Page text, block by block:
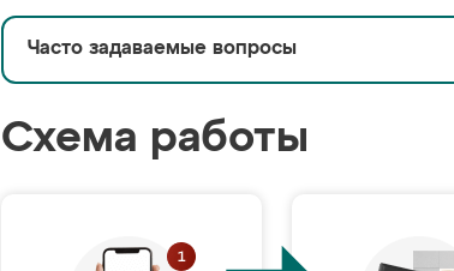
Часто задаваемые вопросы
Схема работы